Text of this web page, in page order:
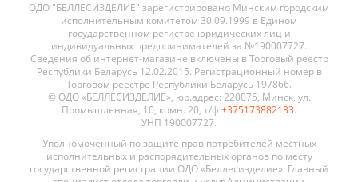
ОДО "БЕЛЛЕСИЗДЕЛИЕ" зарегистрировано Минским городским
исполнительным комитетом 30.09.1999 в Едином
государственном регистре юридических лиц и
индивидуальных предпринимателей за №190007727.
Сведения об интернет-магазине включены в Торговый реестр
Республики Беларусь 12.02.2015. Регистрационный номер в
Торговом реестре Республики Беларусь 197866.
© ОДО «БЕЛЛЕСИЗДЕЛИЕ», юр.адрес: 220075, Минск, ул.
Промышленная, 10, комн. 20, т/ф +375173882133.
УНП 190007727.
Уполномоченный по защите прав потребителей местных
исполнительных и распорядительных органов по месту
государственной регистрации ОДО «Беллесизделие»: Главный